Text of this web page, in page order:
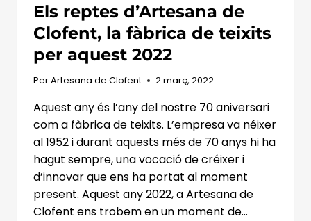
Els reptes d’Artesana de
Clofent, la fàbrica de teixits
per aquest 2022
PerArtesana de Clofent 2 març, 2022
Aquest any és l’any del nostre 70 aniversari
com a fàbrica de teixits. L’empresa va néixer
al 1952 i durant aquests més de 70 anys hi ha
hagut sempre, una vocació de créixer i
d’innovar que ens ha portat al moment
present. Aquest any 2022, a Artesana de
Clofent ens trobem en un moment de…